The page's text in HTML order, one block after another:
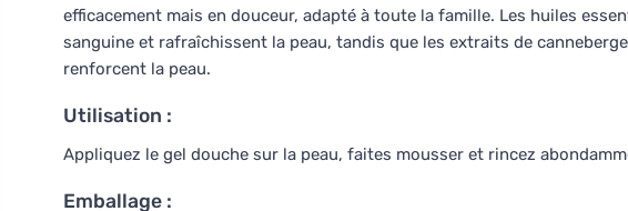
efficacement mais en douceur, adapté à toute la famille. Les huiles
sanguine et rafraîchissent la peau, tandis que les extraits de
renforcent la peau.
Utilisation :
Appliquez le gel douche sur la peau, faites mousser et rincez
Emballage :